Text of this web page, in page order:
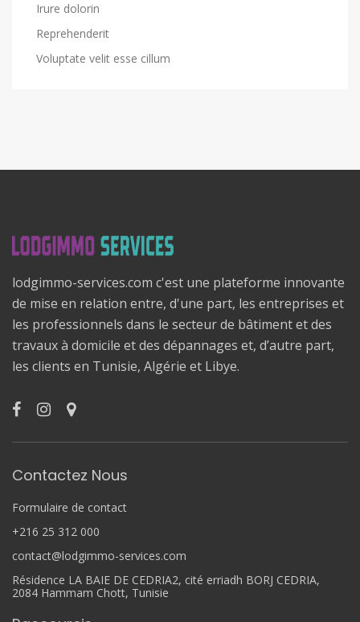
Irure dolorin
Reprehenderit
Voluptate velit esse cillum
lodgimmo-services.com c'est une plateforme innovante
de mise en relation entre, d'une part, les entreprises et
les professionnels dans le secteur de bâtiment et des
travaux à domicile et des dépannages et, d’autre part,
les clients en Tunisie, Algérie et Libye.
Contactez Nous
Formulaire de contact
+216 25 312 000
contact@lodgimmo-services.com
Résidence LA BAIE DE CEDRIA2, cité erriadh BORJ CEDRIA,
2084 Hammam Chott, Tunisie